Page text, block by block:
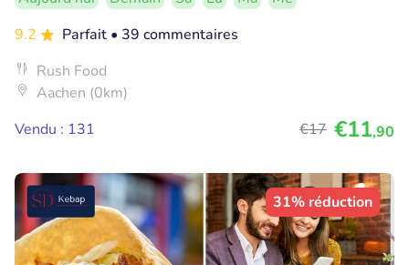
9.2
Parfait • 39 commentaires
Rush Food
Aachen (0km)
Vendu : 131
€17 €11,90
31% réduction